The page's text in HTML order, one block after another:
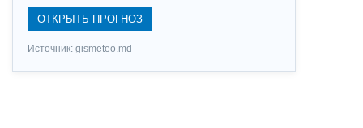
ОТКРЫТЬ ПРОГНОЗ
Источник: gismeteo.md